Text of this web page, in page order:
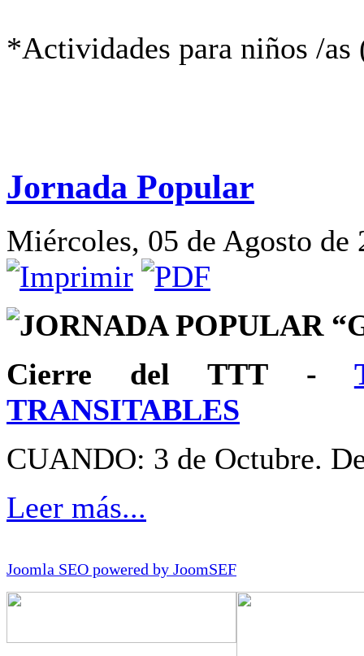
*Actividades para niños /
Jornada Popular
Miércoles, 05 de Agosto de
JORNADA POPULAR
Cierre del TTT -
TRANSITABLES
CUANDO: 3 de Octubre.
Leer más...
Joomla SEO powered by JoomSEF